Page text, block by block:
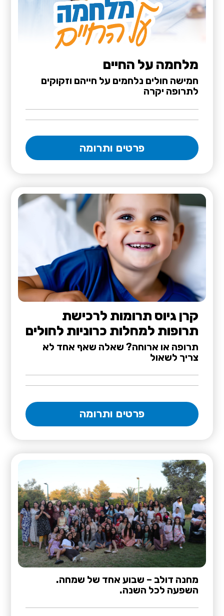
מלחמה על החיים
חמישה חולים נלחמים על חייהם וזקוקים
לתרופה יקרה
פרטים ותרומה
קרן גיוס תרומות לרכישת
תרופות למחלות כרוניות לחולים
תרופה או ארוחה? שאלה שאף אחד לא
צריך לשאול
פרטים ותרומה
מחנה דולב – שבוע אחד של שמחה.
השפעה לכל השנה.